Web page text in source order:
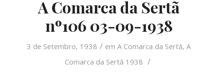
A Comarca da Sertã
nº106 03-09-1938
3 de Setembro, 1938 / emA Comarca da Sertã,A
Comarca da Sertã 1938 /